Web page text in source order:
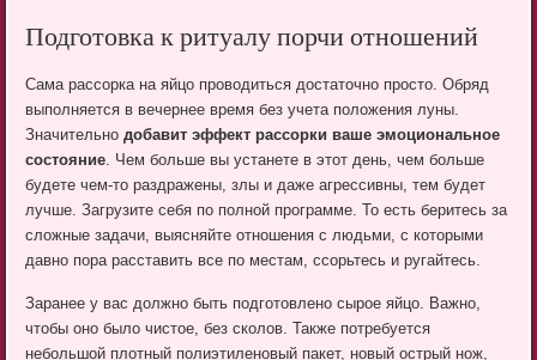
Подготовка к ритуалу порчи отношений
Сама рассорка на яйцо проводиться достаточно просто. Обряд
выполняется в вечернее время без учета положения луны.
Значительнодобавит эффект рассорки ваше эмоциональное
состояние . Чем больше вы устанете в этот день, чем больше
будете чем-то раздражены, злы и даже агрессивны, тем будет
лучше. Загрузите себя по полной программе. То есть беритесь за
сложные задачи, выясняйте отношения с людьми, с которыми
давно пора расставить все по местам, ссорьтесь и ругайтесь.
Заранее у вас должно быть подготовлено сырое яйцо. Важно,
чтобы оно было чистое, без сколов. Также потребуется
небольшой плотный полиэтиленовый пакет, новый острый нож,